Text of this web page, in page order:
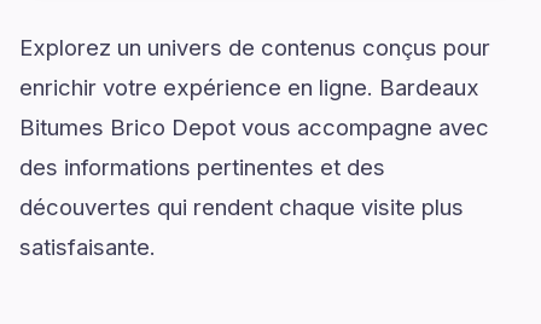
Explorez un univers de contenus conçus pour
enrichir votre expérience en ligne. Bardeaux
Bitumes Brico Depot vous accompagne avec
des informations pertinentes et des
découvertes qui rendent chaque visite plus
satisfaisante.